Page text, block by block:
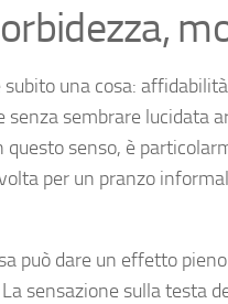
una cosa:
sembrare lucidata
senso, è
per un pranzo
può dare un effetto
sensazione sulla testa